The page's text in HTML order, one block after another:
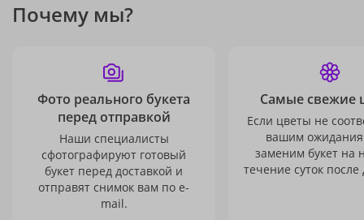
Почему мы?
Фото реального букета
перед отправкой
Наши специалисты
сфотографируют готовый
букет перед доставкой и
отправят снимок вам по e-
mail.
Самые свежие
Если цветы не
вашим
заменим букет на
течение суток после